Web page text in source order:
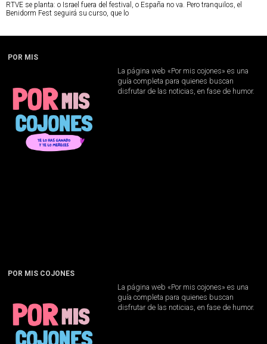
RTVE se planta: o Israel fuera del festival, o España no va. Pero tranquilos, el
Benidorm Fest seguirá su curso, que lo
POR MIS
La página web «Por mis cojones» es una
guía completa para quienes buscan
disfrutar de las noticias, en fase de humor.
POR MIS COJONES
La página web «Por mis cojones» es una
guía completa para quienes buscan
disfrutar de las noticias, en fase de humor.